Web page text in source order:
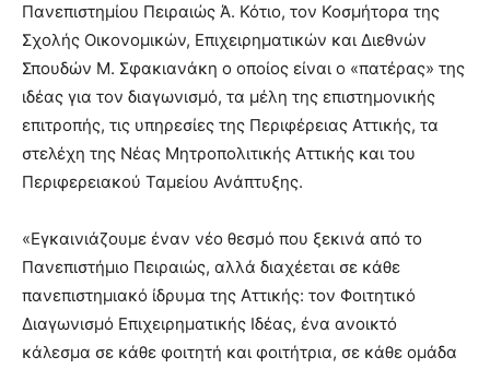
Πανεπιστημίου Πειραιώς Ά. Κότιο, τον Κοσμήτορα της
Σχολής Οικονομικών, Επιχειρηματικών και Διεθνών
Σπουδών Μ. Σφακιανάκη ο οποίος είναι ο «πατέρας» της
ιδέας για τον διαγωνισμό, τα μέλη της επιστημονικής
επιτροπής, τις υπηρεσίες της Περιφέρειας Αττικής, τα
στελέχη της Νέας Μητροπολιτικής Αττικής και του
Περιφερειακού Ταμείου Ανάπτυξης.
«Εγκαινιάζουμε έναν νέο θεσμό που ξεκινά από το
Πανεπιστήμιο Πειραιώς, αλλά διαχέεται σε κάθε
πανεπιστημιακό ίδρυμα της Αττικής: τον Φοιτητικό
Διαγωνισμό Επιχειρηματικής Ιδέας, ένα ανοικτό
κάλεσμα σε κάθε φοιτητή και φοιτήτρια, σε κάθε ομάδα